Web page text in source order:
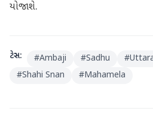
યોજાશે.
ટેગ્સ: #Ambaji #Sadhu #
#Shahi Snan #Mahamela